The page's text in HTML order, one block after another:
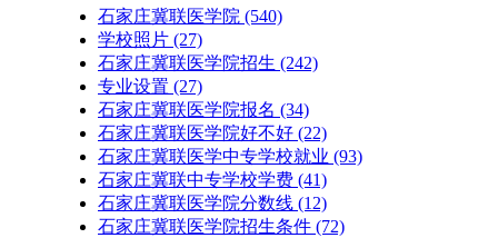
石家庄冀联医学院 (540)
学校照片 (27)
石家庄冀联医学院招生 (242)
专业设置 (27)
石家庄冀联医学院报名 (34)
石家庄冀联医学院好不好 (22)
石家庄冀联医学中专学校就业 (93)
石家庄冀联中专学校学费 (41)
石家庄冀联医学院分数线 (12)
石家庄冀联医学院招生条件 (72)